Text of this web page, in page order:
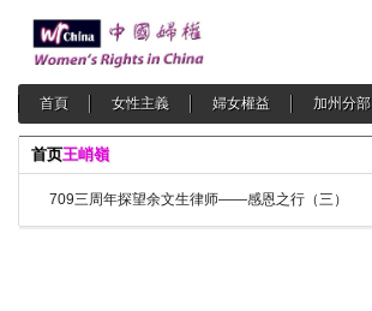
首頁 女性主義 婦女權益 加州分部
首页王峭嶺
709三周年探望余文生律师——感恩之行（三）